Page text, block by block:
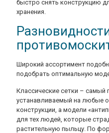
быстро снять конструкцию
хранения.
Широкий ассортимент
подобрать оптимальную
Классические сетки – самый
устанавливаемый на любые
конструкции, а модели
для тех людей, которые
растительную пыльцу. По